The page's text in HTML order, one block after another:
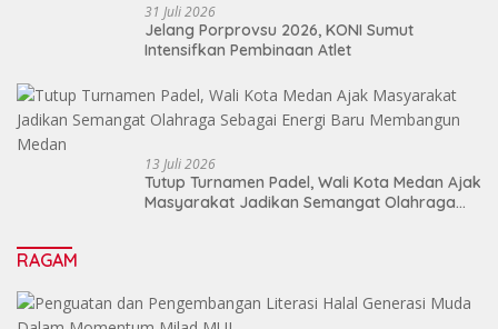
31 Juli 2026
Jelang Porprovsu 2026, KONI Sumut
Intensifkan Pembinaan Atlet
13 Juli 2026
Tutup Turnamen Padel, Wali Kota Medan Ajak
Masyarakat Jadikan Semangat Olahraga
RAGAM